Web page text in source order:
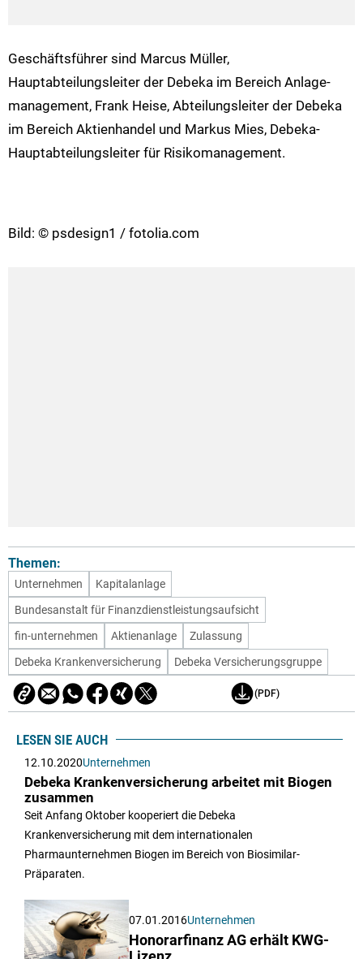
Geschäftsführer sind Marcus Müller,
Hauptabteilungsleiter der Debeka im Bereich Anlage-
management, Frank Heise, Abteilungsleiter der Debeka
im Bereich Aktienhandel und Markus Mies, Debeka-
Hauptabteilungsleiter für Risikomanagement.
Bild: © psdesign1 / fotolia.com
Themen:
Unternehmen
Kapitalanlage
Bundesanstalt für Finanzdienstleistungsaufsicht
fin-unternehmen
Aktienanlage
Zulassung
Debeka Krankenversicherung
Debeka Versicherungsgruppe
(PDF)
LESEN SIE AUCH
12.10.2020Unternehmen
Debeka Krankenversicherung arbeitet mit Biogen
zusammen
Seit Anfang Oktober kooperiert die Debeka
Krankenversicherung mit dem internationalen
Pharmaunternehmen Biogen im Bereich von Biosimilar-
Präparaten.
07.01.2016Unternehmen
Honorarfinanz AG erhält KWG-